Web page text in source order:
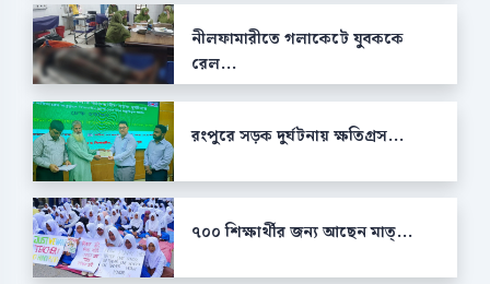
নীলফামারীতে গলাকেটে যুবককে
রেল...
রংপুরে সড়ক দুর্ঘটনায় ক্ষতিগ্রস...
৭০০ শিক্ষার্থীর জন্য আছেন মাত্...